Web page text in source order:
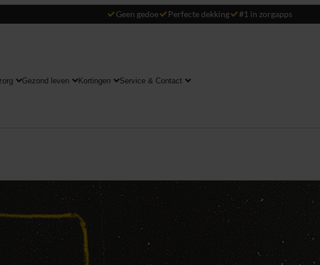
Geen gedoe Perfecte dekking #1 in zorgapps
Gezond leven Kortingen Service & Contact